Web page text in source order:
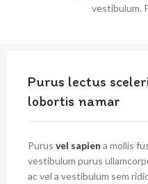
vestibulum.
Purus lectus
lobortis namar
Purus vel sapien a mollis
vestibulum purus
ac vel a vestibulum sem